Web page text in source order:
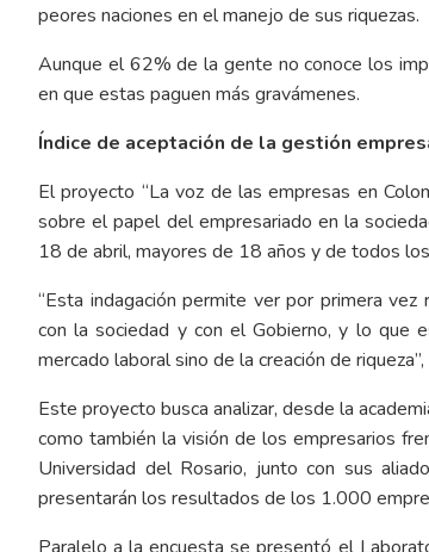
peores naciones en el manejo de sus riquezas.
Aunque el 62% de la gente no conoce los
en que estas paguen más gravámenes.
Índice de aceptación de la gestión
El proyecto “La voz de las empresas en
sobre el papel del empresariado en la
18 de abril, mayores de 18 años y de todos
“Esta indagación permite ver por primera
con la sociedad y con el Gobierno, y lo que
mercado laboral sino de la creación de
Este proyecto busca analizar, desde la
como también la visión de los empresarios
Universidad del Rosario, junto con sus
presentarán los resultados de los 1.000